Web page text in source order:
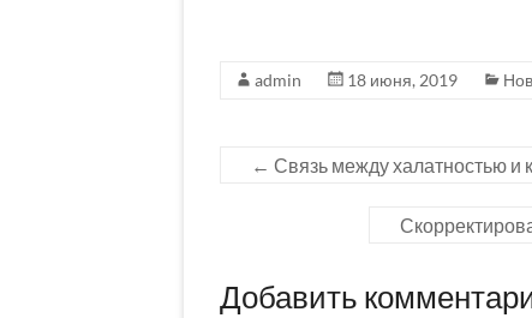
admin 18 июня, 2019
← Связь между халатностью и
Добавить